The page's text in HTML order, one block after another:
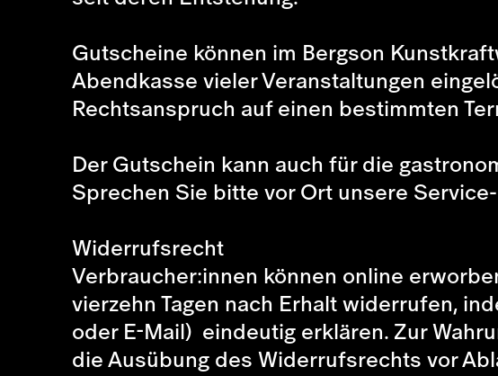
Gutscheine können im Bergson
Abendkasse vieler Veranstaltungen
Rechtsanspruch auf einen bestimmten
Der Gutschein kann auch für die
Sprechen Sie bitte vor Ort unsere
Widerrufsrecht
Verbraucher:innen können online
vierzehn Tagen nach Erhalt widerrufen,
oder E-Mail) eindeutig erklären. Zur
die Ausübung des Widerrufsrechts vor